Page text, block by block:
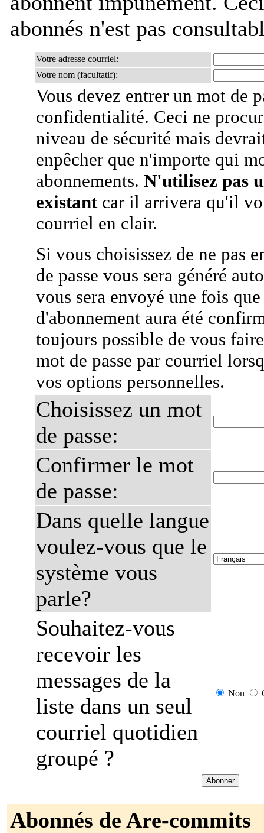
abonnés n'est pas
Votre adresse courriel:
Votre nom (facultatif):
Vous devez entrer un mot de
confidentialité. Ceci ne
niveau de sécurité mais
enpêcher que n'importe qui
abonnements. N'utilisez pas
existantcar il arrivera qu'il
courriel en clair.
Si vous choisissez de ne pas
de passe vous sera généré
vous sera envoyé une fois
d'abonnement aura été
toujours possible de vous
mot de passe par courriel
vos options personnelles.
Choisissez un mot
de passe:
Confirmer le mot
de passe:
Dans quelle langue
voulez-vous que le
système vous
parle?
Souhaitez-vous
recevoir les
messages de la
liste dans un seul
courriel quotidien
groupé ?
Non
Abonnés de Are-commits